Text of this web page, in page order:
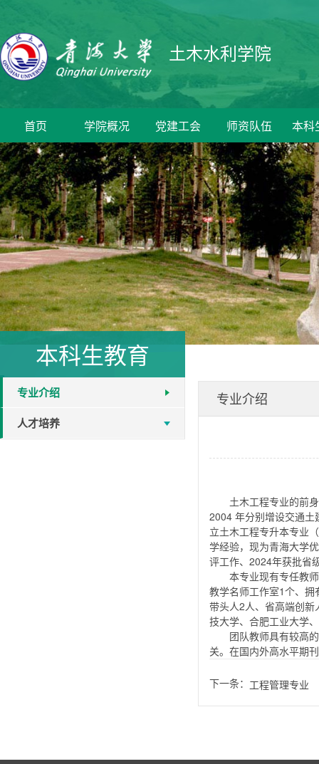
土木水利学院
首页 学院概况 党建工会 师资队伍 本科
本科生教育
专业介绍
人才培养
专业介绍
土木工程专业的前
2004 年分别增设交通
立土木工程专升本专业
学经验，现为青海大学
评工作、2024年获批省
本专业现有专任教
教学名师工作室1个、
带头人2人、省高端创新
技大学、合肥工业大学
团队教师具有较高
关。在国内外高水平期
下一条： 工程管理专业